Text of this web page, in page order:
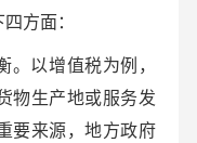
方面：
。以增值税为例，
物生产地或服务发
要来源，地方政府